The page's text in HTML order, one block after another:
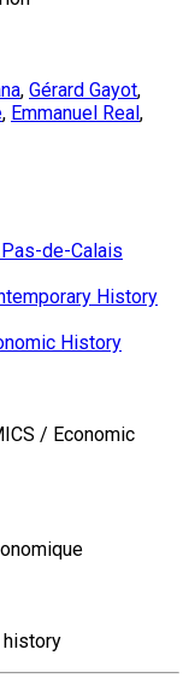
, Gérard Gayot,
, Emmanuel Real ,
de-Calais
History
History
/ Economic
history